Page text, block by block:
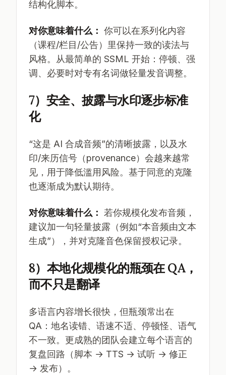
结构化脚本。
对你意味着什么： 你可以在系列化内容
（课程/栏目/公告）里保持一致的读法与
风格。从最简单的 SSML 开始：停顿、强
调、必要时对专有名词做轻量发音调整。
7）安全、披露与水印逐步标准
化
“这是 AI 合成音频”的清晰披露，以及水
印/来历信号（provenance）会越来越常
见，用于降低滥用风险。基于同意的克隆
也逐渐成为默认期待。
对你意味着什么：
若你规模化发布音频，
建议加一句轻量披露（例如“本音频由文本
生成”），并对克隆音色保留授权记录。
8）本地化规模化的瓶颈在 QA，
而不只是翻译
多语言内容增长很快，但瓶颈常出在
QA：地名读错、语速不适、停顿怪、语气
不一致。更成熟的团队会建立每个语言的
复盘回路（脚本 → TTS → 试听 → 修正
→ 发布）。